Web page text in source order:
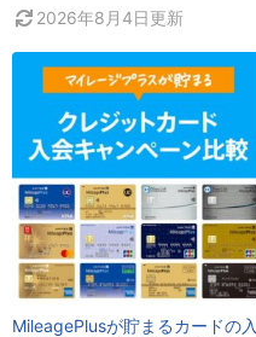
2026年8月4日更新
MileagePlusが貯まるカードの入